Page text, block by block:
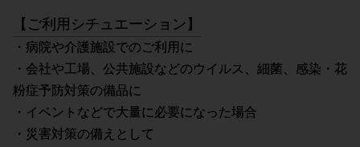
【ご利用シチュエーション】
・病院や介護施設でのご利用に
・会社や工場、公共施設などのウイルス、細菌、感染・花
粉症予防対策の備品に
・イベントなどで大量に必要になった場合
・災害対策の備えとして